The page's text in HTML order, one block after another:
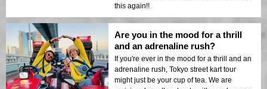
this again!!
Are you in the mood for a thrill
and an adrenaline rush?
If you're ever in the mood for a thrill and an
adrenaline rush, Tokyo street kart tour
might just be your cup of tea. We are